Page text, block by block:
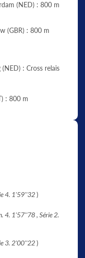
(NED) : 800 m
(GBR) : 800 m
: Cross relais
: 800 m
4. 1'59''32)
4. 1'57''78 , Série 2.
3. 2'00''22)